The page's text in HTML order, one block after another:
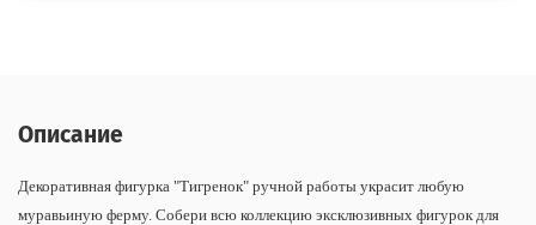
Описание
Декоративная фигурка "Тигренок" ручной работы украсит любую
муравьиную ферму. Собери всю коллекцию эксклюзивных фигурок для